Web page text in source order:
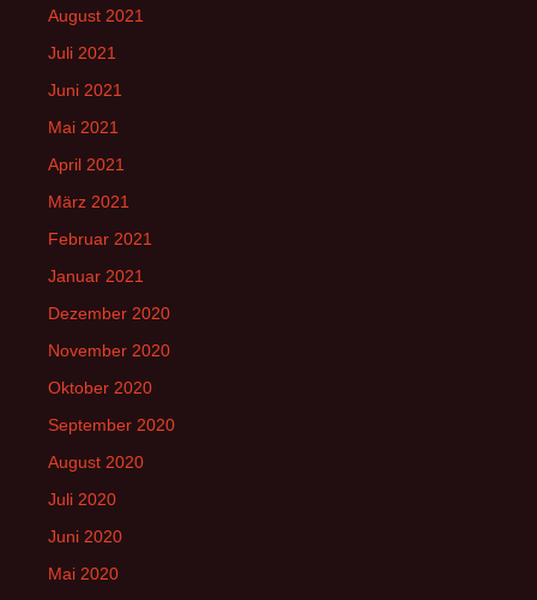
August 2021
Juli 2021
Juni 2021
Mai 2021
April 2021
März 2021
Februar 2021
Januar 2021
Dezember 2020
November 2020
Oktober 2020
September 2020
August 2020
Juli 2020
Juni 2020
Mai 2020